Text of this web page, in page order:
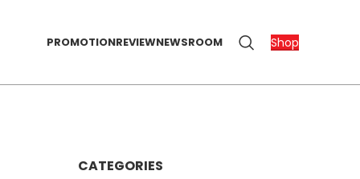
PROMOTIONREVIEWNEWSROOM Shop
CATEGORIES